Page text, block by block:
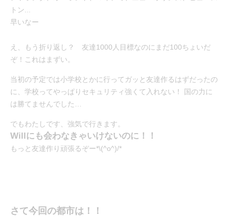
トン...
早いなー
え、もう折り返し？ 友達1000人目標なのにまだ100ちょいだ
ぞ！これはまずい。
当初の予定では小学校とかに行ってガッと友達作るはずだったの
に、学校ってやっぱりセキュリティ強くて入れない！ 国の力に
は勝てませんでした…
でもわたしです、強気で行きます。
Willにも会わなきゃいけないのに！！
もっと友達作り頑張るぞー*\(^o^)/*
さて今回の都市は！！